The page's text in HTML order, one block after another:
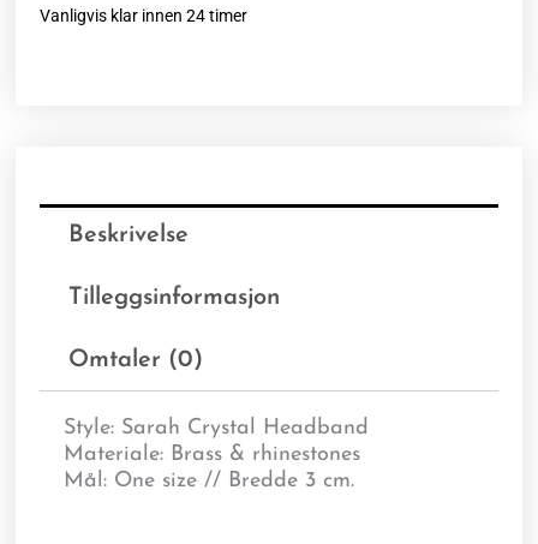
Vanligvis klar innen 24 timer
Beskrivelse
Tilleggsinformasjon
Omtaler (0)
Style: Sarah Crystal Headband
Materiale: Brass & rhinestones
Mål: One size // Bredde 3 cm.